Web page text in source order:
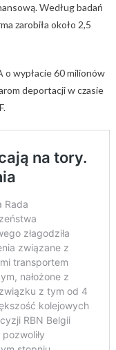
Według badań
zarobiła około 2,5
o wypłacie 60 milionów
deportacji w czasie